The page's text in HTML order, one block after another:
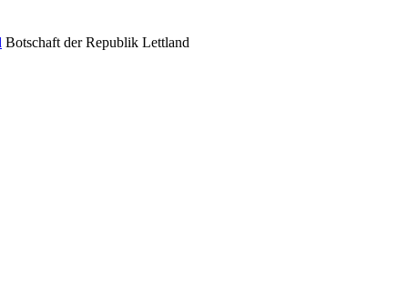
Botschaft der Republik Lettland